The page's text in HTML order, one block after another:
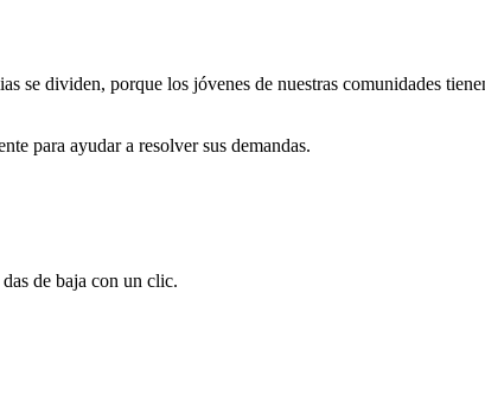
se dividen, porque los jóvenes de nuestras comunidades
para ayudar a resolver sus demandas.
de baja con un clic.